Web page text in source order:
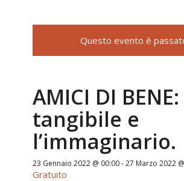
Questo evento è
AMICI DI
tangibile e
l’immaginario.
23 Gennaio 2022 @ 00:00-27 Marzo 2022
Gratuito